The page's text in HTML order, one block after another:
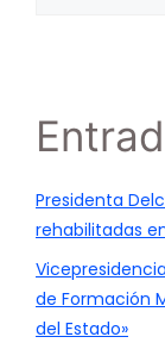
Presidenta
rehabilitadas
de Formación
del Estado»